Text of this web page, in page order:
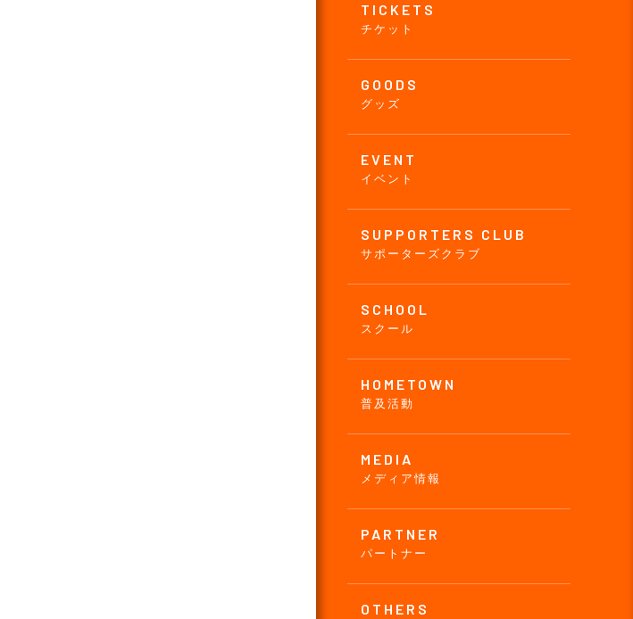
TICKETS
チケット
GOODS
グッズ
EVENT
イベント
SUPPORTERS CLUB
サポーターズクラブ
SCHOOL
スクール
HOMETOWN
普及活動
MEDIA
メディア情報
PARTNER
パートナー
OTHERS